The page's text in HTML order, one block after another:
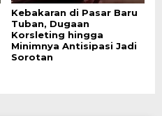
Kebakaran di Pasar Baru
Tuban, Dugaan
Korsleting hingga
Minimnya Antisipasi Jadi
Sorotan